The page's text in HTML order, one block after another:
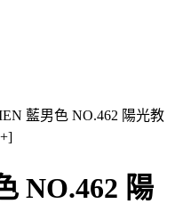
藍男色 NO.462 陽光教
NO.462 陽